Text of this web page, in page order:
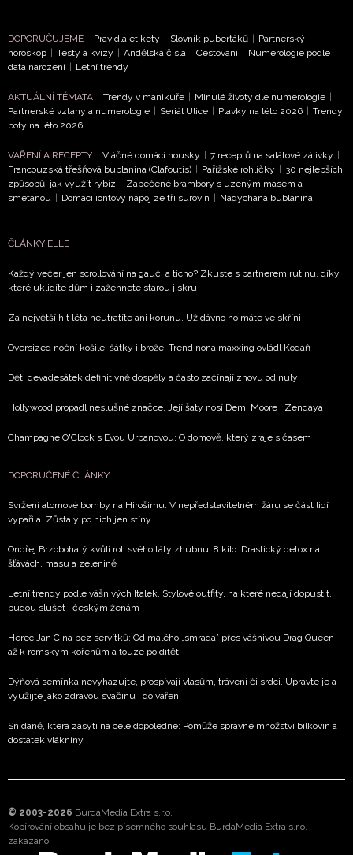
NEWSLETTER
ODESLAT
Přihlášením k newsletteru souhlasíte sObchodními
potvrzujete, že jste se seznámili se
Vašimi údaji pracovat zejména k organizaci a
informace od našich partnerů? Pokud souhlasíte se
soukromí BurdaMedia Extra s.r.o., zaškrtněte toto pole.
DOPORUČUJEME Pravidla etikety | Slovník puberťáků | Partnerský
horoskop | Testy a kvízy | Andělská čísla | Cestování | Numerologie podle
data narození | Letní trendy
AKTUÁLNÍ TÉMATA Trendy v manikúře | Minulé životy dle numerologie |
Partnerské vztahy a numerologie | Seriál Ulice | Plavky na léto 2026 | Trendy
boty na léto 2026
VAŘENÍ A RECEPTY Vláčné domácí housky | 7 receptů na salátové zálivky |
Francouzská třešňová bublanina (Clafoutis) | Pařížské rohlíčky | 30 nejlepších
způsobů, jak využít rybíz | Zapečené brambory s uzeným masem a
smetanou | Domácí iontový nápoj ze tří surovin | Nadýchaná bublanina
ČLÁNKY ELLE
Každý večer jen scrollování na gauči a ticho? Zkuste s partnerem rutinu, díky
které uklidíte dům i zažehnete starou jiskru
Za největší hit léta neutratíte ani korunu. Už dávno ho máte ve skříni
Oversized noční košile, šátky i brože. Trend nona maxxing ovládl Kodaň
Děti devadesátek definitivně dospěly a často začínají znovu od nuly
Hollywood propadl neslušné značce. Její šaty nosí Demi Moore i Zendaya
Champagne O'Clock s Evou Urbanovou: O domově, který zraje s časem
DOPORUČENÉ ČLÁNKY
Svržení atomové bomby na Hirošimu: V nepředstavitelném žáru se část lidí
vypařila. Zůstaly po nich jen stíny
Ondřej Brzobohatý kvůli roli svého táty zhubnul 8 kilo: Drastický detox na
šťávách, masu a zelenině
Letní trendy podle vášnivých Italek. Stylové outfity, na které nedají dopustit,
budou slušet i českým ženám
Herec Jan Cina bez servítků: Od malého „smrada” přes vášnivou Drag Queen
až k romským kořenům a touze po dítěti
Dýňová semínka nevyhazujte, prospívají vlasům, trávení či srdci. Upravte je a
využijte jako zdravou svačinu i do vaření
Snídaně, která zasytí na celé dopoledne: Pomůže správné množství bílkovin a
dostatek vlákniny
© 2003-2026 BurdaMedia Extra s.r.o.
Kopírování obsahu je bez písemného souhlasu BurdaMedia Extra s.r.o.
zakázáno